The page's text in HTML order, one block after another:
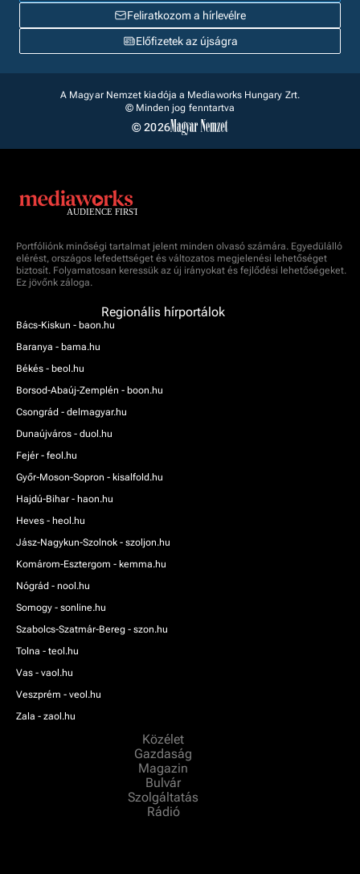
Feliratkozom a hírlevélre
Előfizetek az újságra
A Magyar Nemzet kiadója a Mediaworks Hungary Zrt.
© Minden jog fenntartva
© 2026
Portfóliónk minőségi tartalmat jelent minden olvasó számára. Egyedülálló
elérést, országos lefedettséget és változatos megjelenési lehetőséget
biztosít. Folyamatosan keressük az új irányokat és fejlődési lehetőségeket.
Ez jövőnk záloga.
Regionális hírportálok
Bács-Kiskun - baon.hu
Baranya - bama.hu
Békés - beol.hu
Borsod-Abaúj-Zemplén - boon.hu
Csongrád - delmagyar.hu
Dunaújváros - duol.hu
Fejér - feol.hu
Győr-Moson-Sopron - kisalfold.hu
Hajdú-Bihar - haon.hu
Heves - heol.hu
Jász-Nagykun-Szolnok - szoljon.hu
Komárom-Esztergom - kemma.hu
Nógrád - nool.hu
Somogy - sonline.hu
Szabolcs-Szatmár-Bereg - szon.hu
Tolna - teol.hu
Vas - vaol.hu
Veszprém - veol.hu
Zala - zaol.hu
Közélet
Gazdaság
Magazin
Bulvár
Szolgáltatás
Rádió